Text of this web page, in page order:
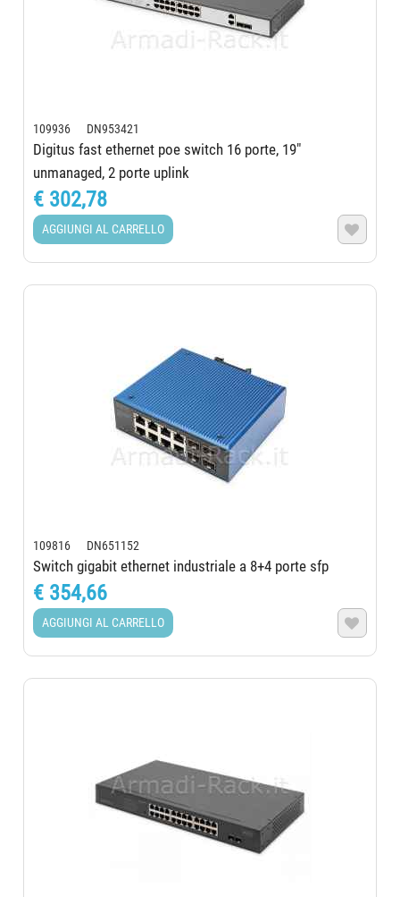
109936 DN953421
Digitus fast ethernet poe switch 16 porte, 19"
unmanaged, 2 porte uplink
€ 302,78
AGGIUNGI AL CARRELLO 
109816 DN651152
Switch gigabit ethernet industriale a 8+4 porte sfp
€ 354,66
AGGIUNGI AL CARRELLO 